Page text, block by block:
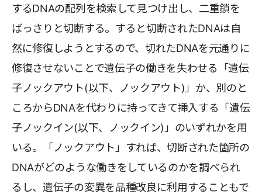
するDNAの配列を検索して見つけ出し、二重鎖を
ばっさりと切断する。すると切断されたDNAは自
然に修復しようとするので、切れたDNAを元通りに
修復させないことで遺伝子の働きを失わせる「遺伝
子ノックアウト(以下、ノックアウト)」か、別のと
ころからDNAを代わりに持ってきて挿入する「遺伝
子ノックイン(以下、ノックイン)」のいずれかを用
いる。「ノックアウト」すれば、切断された箇所の
DNAがどのような働きをしているのかを調べられ
るし、遺伝子の変異を品種改良に利用することもで